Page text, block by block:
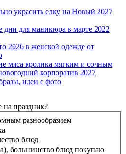
украсить елку на Новый 2027
дни для маникюра в марте 2022
2026 в женской одежде от
мяса кролика мягким и сочным
корпоратив 2027
идеи с фото
на праздник?
разнообразием
блюд
большинство блюд покупаю